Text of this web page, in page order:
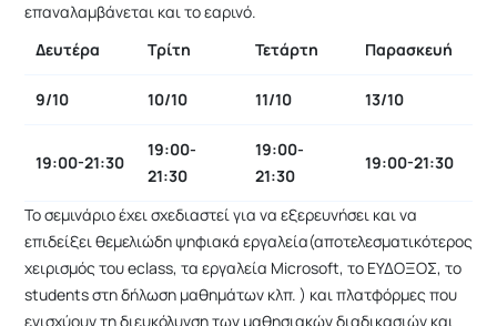
επαναλαμβάνεται και το εαρινό.
Δευτέρα
Τρίτη Τετάρτη Παρασκευή
9/10 10/10 11/10 13/10
19:00-21:30
19:00-
21:30
19:00-
21:30
19:00-21:30
Το σεμινάριο έχει σχεδιαστεί για να εξερευνήσει και να
επιδείξει θεμελιώδη ψηφιακά εργαλεία(αποτελεσματικότερος
χειρισμός του eclass, τα εργαλεία Microsoft, το ΕΥΔΟΞΟΣ, το
students στη δήλωση μαθημάτων κλπ. ) και πλατφόρμες που
ενισχύουν τη διευκόλυνση των μαθησιακών διαδικασιών και